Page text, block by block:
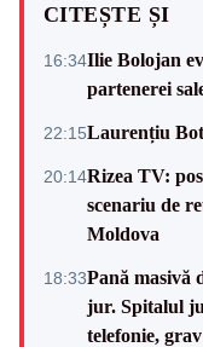
CITEȘTE ȘI
16:34Ilie Bolojan
partenerei
22:15Laurențiu
20:14Rizea TV:
scenariu de
Moldova
18:33Pană masivă
jur. Spitalul
telefonie,